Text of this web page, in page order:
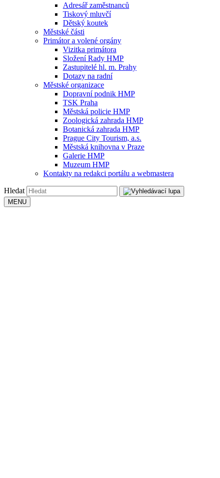
Adresář zaměstnanců
Tiskový mluvčí
Dětský koutek
Městské části
Primátor a volené orgány
Vizitka primátora
Složení Rady HMP
Zastupitelé hl. m. Prahy
Dotazy na radní
Městské organizace
Dopravní podnik HMP
TSK Praha
Městská policie HMP
Zoologická zahrada HMP
Botanická zahrada HMP
Prague City Tourism, a.s.
Městská knihovna v Praze
Galerie HMP
Muzeum HMP
Kontakty na redakci portálu a webmastera
Hledat
MENU